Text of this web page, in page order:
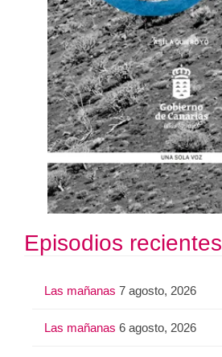
Episodios recientes
Las mañanas 7 agosto, 2026
Las mañanas 6 agosto, 2026